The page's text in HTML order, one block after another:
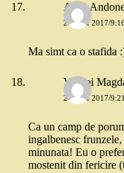
Anca
26 MAI 2017/
Ma simt ca o stafida
Vladoi
26 MAI 2017/
Ca un camp de
ingalbenesc
minunata! Eu o
mostenit din fericire